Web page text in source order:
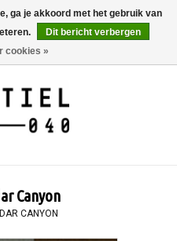
0 Artikelen - €0,00
Canyon
CANYON
ga je akkoord met het gebruik van
Dit bericht verbergen
cookies »